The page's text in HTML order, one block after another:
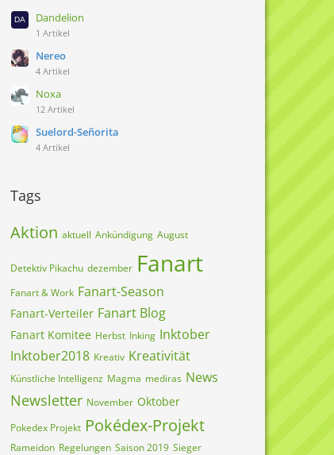
Dandelion
1 Artikel
Nereo
4 Artikel
Noxa
12 Artikel
Suelord-Señorita
4 Artikel
Tags
Aktion aktuell Ankündigung August
Detektiv Pikachu dezember Fanart
Fanart & Work Fanart-Season
Fanart-Verteiler Fanart Blog
Fanart Komitee Herbst Inking Inktober
Inktober2018 Kreativ Kreativität
Künstliche Intelligenz Magma mediras News
Newsletter November Oktober
Pokedex Projekt Pokédex-Projekt
Rameidon Regelungen Saison 2019 Sieger